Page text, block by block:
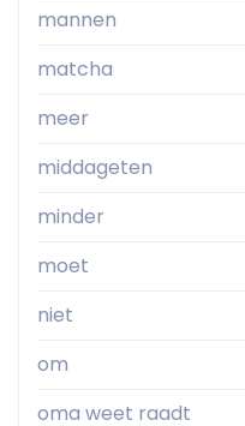
mannen
matcha
meer
middageten
minder
moet
niet
om
oma weet raadt